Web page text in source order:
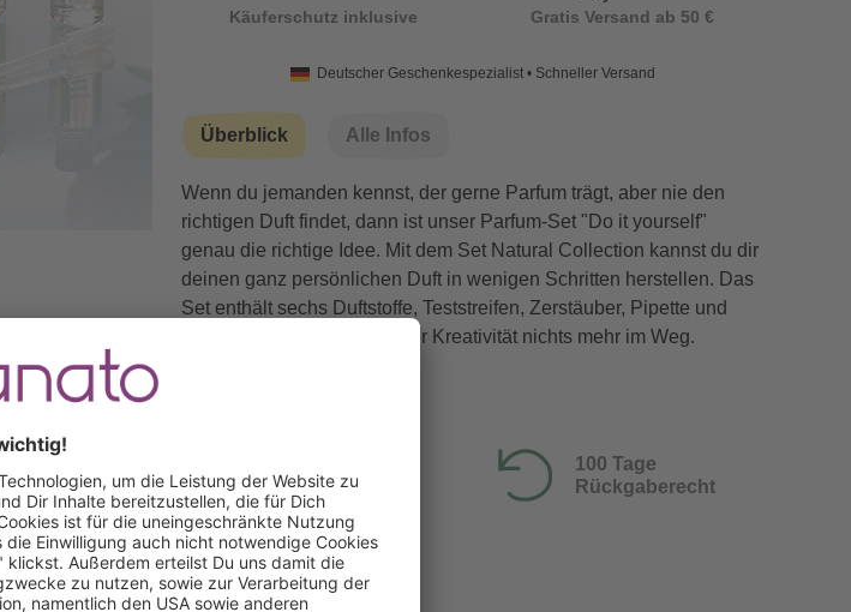
Käuferschutz inklusive Gratis Versand ab 50 €
Deutscher Geschenkespezialist • Schneller Versand
Überblick Alle Infos
Wenn du jemanden kennst, der gerne Parfum trägt, aber nie den
richtigen Duft findet, dann ist unser Parfum-Set "Do it yourself"
genau die richtige Idee. Mit dem Set Natural Collection kannst du dir
deinen ganz persönlichen Duft in wenigen Schritten herstellen. Das
Set enthält sechs Duftstoffe, Teststreifen, Zerstäuber, Pipette und
eine Anleitung. Nun steht der Kreativität nichts mehr im Weg.
Rechnung
100 Tage
Rückgaberecht